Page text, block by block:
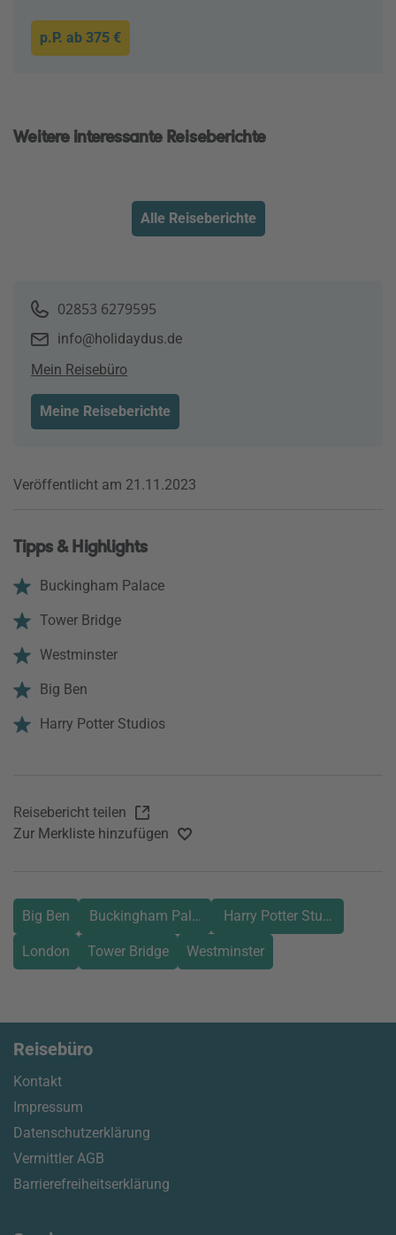
p.P. ab 375 €
Weitere interessante Reiseberichte
Alle Reiseberichte
02853 6279595
info@holidaydus.de
Mein Reisebüro
Meine Reiseberichte
Veröffentlicht am 21.11.2023
Tipps & Highlights
Buckingham Palace
Tower Bridge
Westminster
Big Ben
Harry Potter Studios
Reisebericht teilen
Zur Merkliste hinzufügen
Big Ben Buckingham Palace Harry Potter Studios
London Tower Bridge Westminster
Reisebüro
Kontakt
Impressum
Datenschutzerklärung
Vermittler AGB
Barrierefreiheitserklärung